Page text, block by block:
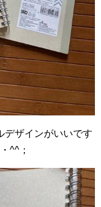
デザインがいいです
^^；